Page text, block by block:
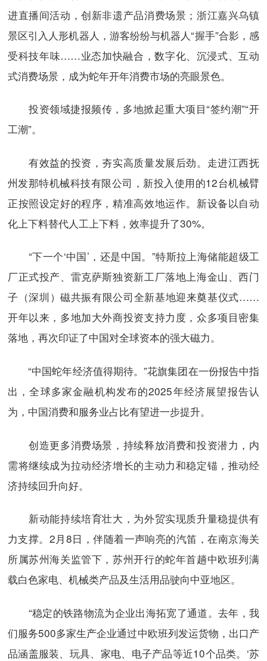
进直播间活动，创新非遗产品消费场景；浙江嘉兴乌镇
景区引入人形机器人，游客纷纷与机器人“握手”合影，感
受科技年味……业态加快融合，数字化、沉浸式、互动
式消费场景，成为蛇年开年消费市场的亮眼景色。
投资领域捷报频传，多地掀起重大项目“签约潮”“开
工潮”。
有效益的投资，夯实高质量发展后劲。走进江西抚
州发那特机械科技有限公司，新投入使用的12台机械臂
正按照设定好的程序，精准高效地运作。新设备以自动
化上下料替代人工上下料，效率提升了30%。
“下一个‘中国’，还是中国。”特斯拉上海储能超级工
厂正式投产、雷克萨斯独资新工厂落地上海金山、西门
子（深圳）磁共振有限公司全新基地迎来奠基仪式……
开年以来，多地加大外商投资支持力度，众多项目密集
落地，再次印证了中国对全球资本的强大磁力。
“中国蛇年经济值得期待。”花旗集团在一份报告中指
出，全球多家金融机构发布的2025年经济展望报告认
为，中国消费和服务业占比有望进一步提升。
创造更多消费场景，持续释放消费和投资潜力，内
需将继续成为拉动经济增长的主动力和稳定锚，推动经
济持续回升向好。
新动能持续培育壮大，为外贸实现质升量稳提供有
力支撑。2月8日，伴随着一声响亮的汽笛，在南京海关
所属苏州海关监管下，苏州开行的蛇年首趟中欧班列满
载白色家电、机械类产品及生活用品驶向中亚地区。
“稳定的铁路物流为企业出海拓宽了通道。去年，我
们服务500多家生产企业通过中欧班列发运货物，出口产
品涵盖服装、玩具、家电、电子产品等近10个品类。‘苏